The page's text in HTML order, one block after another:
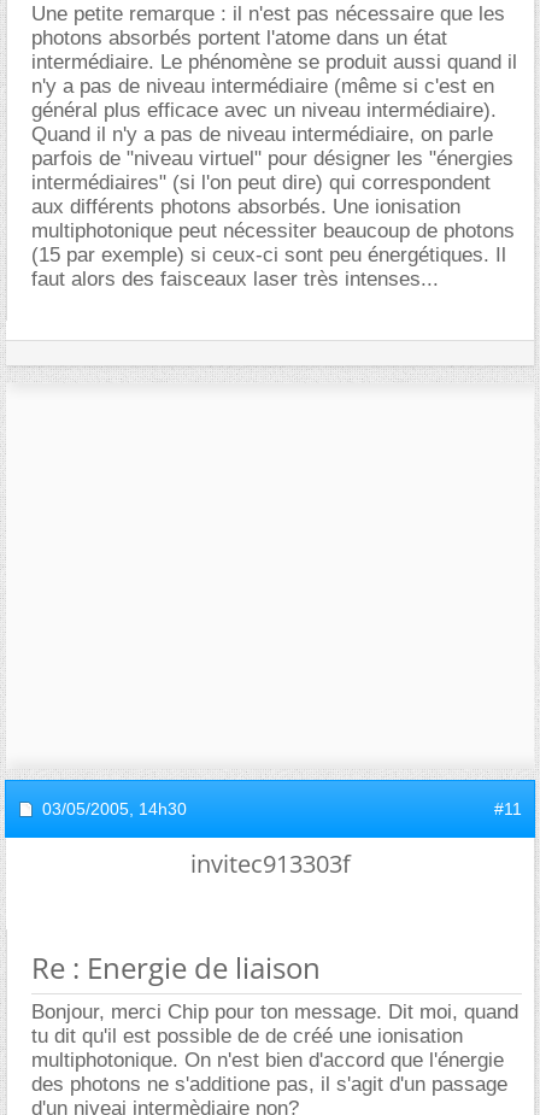
Une petite remarque : il n'est pas nécessaire que les
photons absorbés portent l'atome dans un état
intermédiaire. Le phénomène se produit aussi quand il
n'y a pas de niveau intermédiaire (même si c'est en
général plus efficace avec un niveau intermédiaire).
Quand il n'y a pas de niveau intermédiaire, on parle
parfois de "niveau virtuel" pour désigner les "énergies
intermédiaires" (si l'on peut dire) qui correspondent
aux différents photons absorbés. Une ionisation
multiphotonique peut nécessiter beaucoup de photons
(15 par exemple) si ceux-ci sont peu énergétiques. Il
faut alors des faisceaux laser très intenses...
03/05/2005, 14h30 #11
invitec913303f
Re : Energie de liaison
Bonjour, merci Chip pour ton message. Dit moi, quand
tu dit qu'il est possible de de créé une ionisation
multiphotonique. On n'est bien d'accord que l'énergie
des photons ne s'additione pas, il s'agit d'un passage
d'un niveai intermèdiaire non?